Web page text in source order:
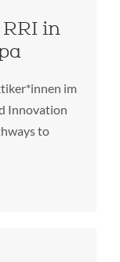
in
im
Innovation
to